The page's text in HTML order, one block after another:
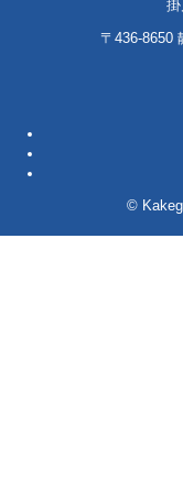
〒436-8650
©